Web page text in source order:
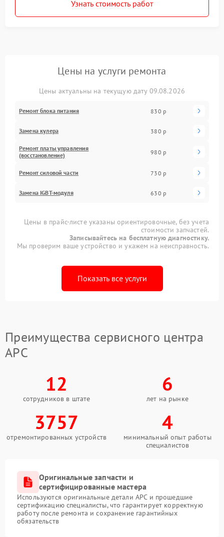
Узнать стоимость работ
Цены на услуги ремонта
Цены актуальны на текущую дату 09.08.2026
Ремонт блока питания 830 р
Замена кулера 380 р
Ремонт платы управления
(восстановление)
980 р
Ремонт силовой части 730 р
Замена IGBT-модуля 630 р
Цены в прайс-листе указаны ориентировочные, без учета
стоимости запчастей.
Записывайтесь на бесплатную диагностику.
Мы проверим ваше устройство и укажем на неисправность.
Показать все услуги
Преимущества сервисного центра
APC
12
сотрудников в штате
6
лет на рынке
3757
отремонтированных устройств
4
минимальный опыт работы
специалистов
Оригинальные запчасти и
сертифицированные мастера
Используются оригинальные детали APC и прошедшие
сертификацию специалисты, что гарантирует корректную
работу после ремонта и сохранение гарантийных
обязательств